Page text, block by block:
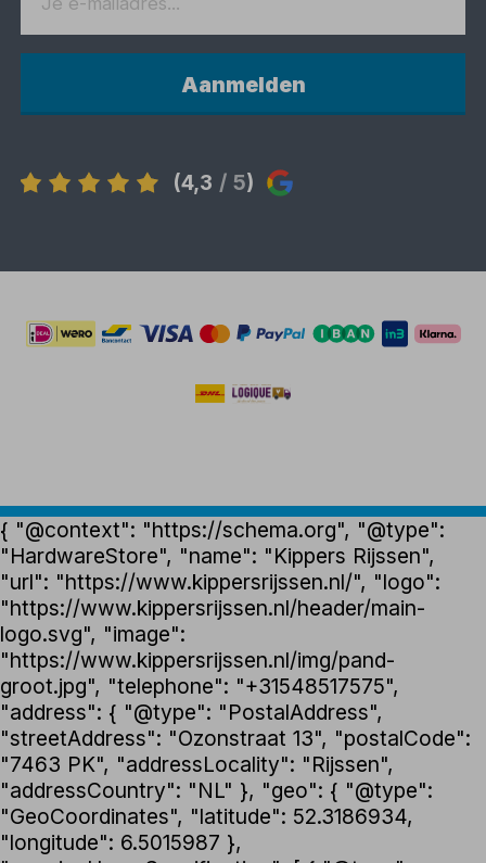
Aanmelden
(4,3 / 5)
{ "@context": "https://schema.org", "@type":
"HardwareStore", "name": "Kippers Rijssen",
"url": "https://www.kippersrijssen.nl/", "logo":
"https://www.kippersrijssen.nl/header/main-
logo.svg", "image":
"https://www.kippersrijssen.nl/img/pand-
groot.jpg", "telephone": "+31548517575",
"address": { "@type": "PostalAddress",
"streetAddress": "Ozonstraat 13", "postalCode":
"7463 PK", "addressLocality": "Rijssen",
"addressCountry": "NL" }, "geo": { "@type":
"GeoCoordinates", "latitude": 52.3186934,
"longitude": 6.5015987 },